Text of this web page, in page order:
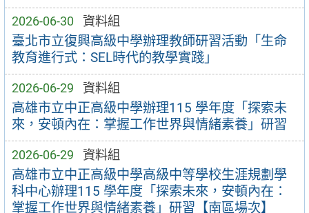
2026-06-30 資料組
臺北市立復興高級中學辦理教師研習活動「生命
教育進行式：SEL時代的教學實踐」
2026-06-29 資料組
高雄市立中正高級中學辦理115 學年度「探索未
來，安頓內在：掌握工作世界與情緒素養」研習
2026-06-29 資料組
高雄市立中正高級中學高級中等學校生涯規劃學
科中心辦理115 學年度「探索未來，安頓內在：
掌握工作世界與情緒素養」研習【南區場次】